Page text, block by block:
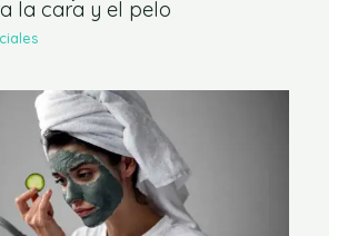
la cara y el pelo